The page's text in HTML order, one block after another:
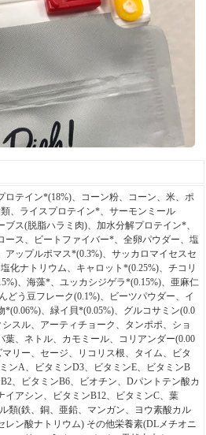
ロテイン*(18%)、コーン粉、コーン、米、ポ
、ライスプロテイン*、サーモンミール
ブス(脱脂ハラミ肉)、加水分解プロテイン*、
ース、ビートファイバー*、全卵パウダー、塩
アップルポマス*(0.3%)、サッカロマイセスセ
化ナトリウム、キャロット*(0.25%)、チコリ
、海藻*、ユッカシジゲラ*(0.15%)、亜麻仁
どう豆フレーク(0.1%)、ビーツパウダー、イ
*(0.06%)、緑イ貝*(0.05%)、グルコサミン(0.0
シスル、アーティチョーク、タンポポ、ショ
葉、ネトル、カモミール、コリアンダー(0.00
マリー、セージ、リコリス根、タイム、ビタ
ンA、ビタミンD3、ビタミンE、ビタミンB
、ビタミンB6、ビオチン、Dパントテン酸カ
イアシン、ビタミンB12、ビタミンC、葉
類(鉄、銅、亜鉛、マンガン、ヨウ素酸カル
レン酸ナトリウム) その他栄養素(DLメチオニ